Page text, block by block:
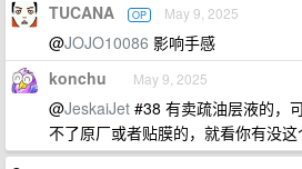
TUCANA OP May 9, 2025
@JOJO10086 影响手感
konchu May 9, 2025
@JeskaiJet #38 有卖疏油层液的，
不了原厂或者贴膜的，就看你有没